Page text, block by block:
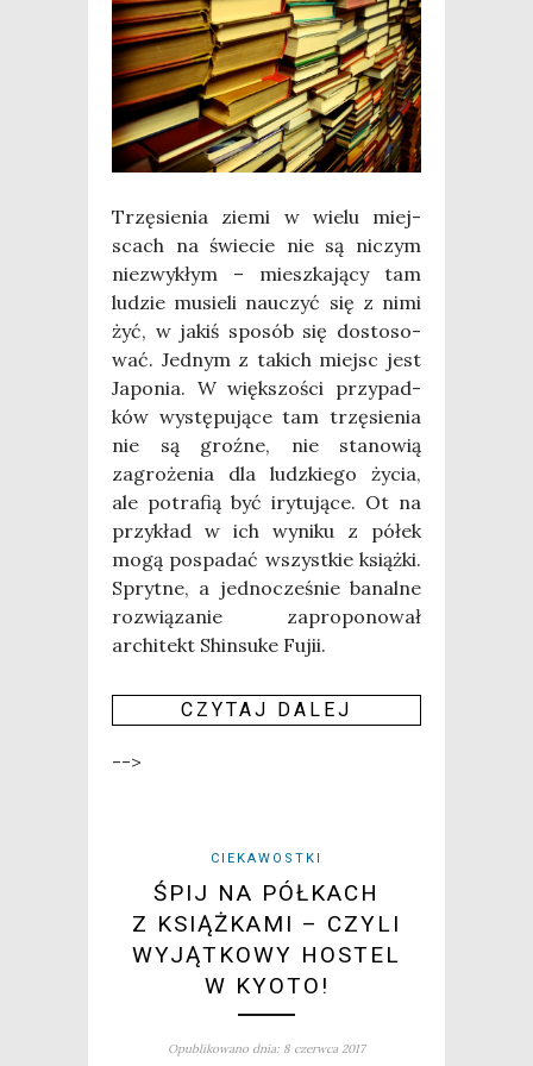
Trzę­sie­nia zie­mi w wie­lu miej­
scach na świe­cie nie są niczym
nie­zwy­kłym – miesz­ka­ją­cy tam
ludzie musie­li nauczyć się z nimi
żyć, w jakiś spo­sób się dosto­so­
wać. Jed­nym z takich miejsc jest
Japo­nia. W więk­szo­ści przy­pad­
ków wystę­pu­ją­ce tam trzę­sie­nia
nie są groź­ne, nie sta­no­wią
zagro­że­nia dla ludz­kie­go życia,
ale potra­fią być iry­tu­ją­ce. Ot na
przy­kład w ich wyni­ku z półek
mogą pospa­dać wszyst­kie książ­ki.
Spryt­ne, a jed­no­cze­śnie banal­ne
roz­wią­za­nie zapro­po­no­wał
archi­tekt Shin­su­ke Fujii.
CZY­TAJ DALEJ
-->
CIEKAWOSTKI
ŚPIJ NA PÓŁKACH
Z KSIĄŻKAMI – CZYLI
WYJĄTKOWY HOSTEL
W KYOTO!
Opublikowano dnia: 8 czerwca 2017